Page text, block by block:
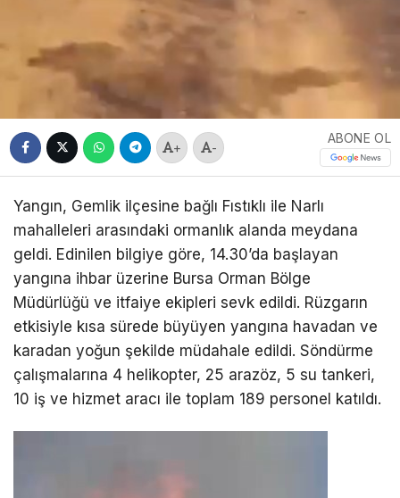
+ -
ABONE OL
Yangın, Gemlik ilçesine bağlı Fıstıklı ile Narlı
mahalleleri arasındaki ormanlık alanda meydana
geldi. Edinilen bilgiye göre, 14.30’da başlayan
yangına ihbar üzerine Bursa Orman Bölge
Müdürlüğü ve itfaiye ekipleri sevk edildi. Rüzgarın
etkisiyle kısa sürede büyüyen yangına havadan ve
karadan yoğun şekilde müdahale edildi. Söndürme
çalışmalarına 4 helikopter, 25 arazöz, 5 su tankeri,
10 iş ve hizmet aracı ile toplam 189 personel katıldı.